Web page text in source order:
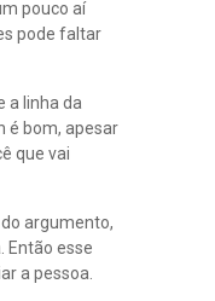
pouco aí
pode faltar
a linha da
é bom, apesar
que vai
argumento,
Então esse
a pessoa.